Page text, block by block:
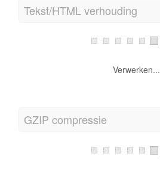
Tekst/HTML verhouding
Verwerken...
GZIP compressie